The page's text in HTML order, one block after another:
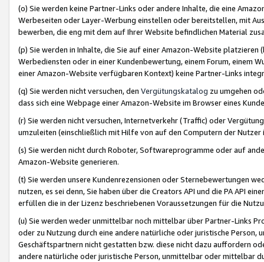
(o) Sie werden keine Partner-Links oder andere Inhalte, die eine
Werbeseiten oder Layer-Werbung einstellen oder bereitstellen, mit
bewerben, die eng mit dem auf Ihrer Website befindlichen Material
(p) Sie werden in Inhalte, die Sie auf einer Amazon-Website
Werbediensten oder in einer Kundenbewertung, einem Forum, einem
einer Amazon-Website verfügbaren Kontext) keine Partner-Links
(q) Sie werden nicht versuchen, den Vergütungskatalog zu umgehen
dass sich eine Webpage einer Amazon-Website im Browser eines
(r) Sie werden nicht versuchen, Internetverkehr (Traffic) oder
umzuleiten (einschließlich mit Hilfe von auf den Computern der
(s) Sie werden nicht durch Roboter, Softwareprogramme oder auf
Amazon-Website generieren.
(t) Sie werden unsere Kundenrezensionen oder Sternebewertungen
nutzen, es sei denn, Sie haben über die Creators API und die PA API
erfüllen die in der Lizenz beschriebenen Voraussetzungen für die
(u) Sie werden weder unmittelbar noch mittelbar über Partner-Links
oder zu Nutzung durch eine andere natürliche oder juristische
Geschäftspartnern nicht gestatten bzw. diese nicht dazu auffordern
andere natürliche oder juristische Person, unmittelbar oder mittelbar